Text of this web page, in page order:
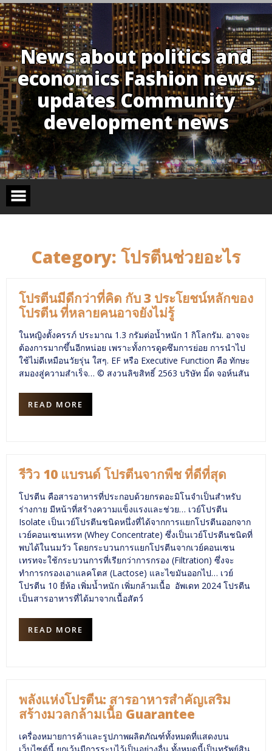
Skip
to
content
News about politics and
economics Fashion news
updates Community
development news
Category: โปรตีนช่วยอะไร
โปรตีนมีดีกว่าที่คิด กับ 3 ประโยชน์หลักของ
โปรตีน ที่หลายคนอาจยังไม่รู้
ในหญิงตั้งครรภ์ ประมาณ 1.3 กรัมต่อน้ำหนัก 1 กิโลกรัม. อาจจะ
ต้องการมากขึ้นอีกหน่อย เพราะทั้งการดูดซึมการย่อย การนำไป
ใช้ไม่ดีเหมือนวัยรุ่น ใสๆ. EF หรือ Executive Function คือ ทักษะ
สมองสู่ความสำเร็จ… © สงวนลิขสิทธิ์ 2563 บริษัท มิ้ด จอห์นสัน
READ MORE
รีวิว 10 แบรนด์ โปรตีนจากพืช ที่ดีที่สุด
โปรตีน คือสารอาหารที่ประกอบด้วยกรดอะมิโนจำเป็นสำหรับ
ร่างกาย มีหน้าที่สร้างความแข็งแรงและช่วย… เวย์โปรตีน
Isolate เป็นเวย์โปรตีนชนิดหนึ่งที่ได้จากการแยกโปรตีนออกจาก
เวย์คอนเซนเทรท (Whey Concentrate) ซึ่งเป็นเวย์โปรตีนชนิดที่
พบได้ในนมวัว โดยกระบวนการแยกโปรตีนจากเวย์คอนเซน
เทรทจะใช้กระบวนการที่เรียกว่าการกรอง (Filtration) ซึ่งจะ
ทำการกรองเอาแลคโตส (Lactose) และไขมันออกไป… เวย์
โปรตีน 10 ยี่ห้อ เพิ่มน้ำหนัก เพิ่มกล้ามเนื้อ อัพเดท 2024 โปรตีน
เป็นสารอาหารที่ได้มาจากเนื้อสัตว์
READ MORE
พลังแห่งโปรตีน: สารอาหารสำคัญเสริม
สร้างมวลกล้ามเนื้อ Guarantee
เครื่องหมายการค้าและรูปภาพผลิตภัณฑ์ทั้งหมดที่แสดงบน
เว็บไซต์นี้ ยกเว้นมีการระบุไว้เป็นอย่างอื่น ทั้งหมดนี้เป็นทรัพย์สิน